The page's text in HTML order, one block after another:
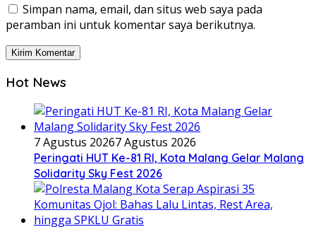
Simpan nama, email, dan situs web saya pada
peramban ini untuk komentar saya berikutnya.
Hot News
7 Agustus 20267 Agustus 2026
Peringati HUT Ke-81 RI, Kota Malang Gelar Malang
Solidarity Sky Fest 2026